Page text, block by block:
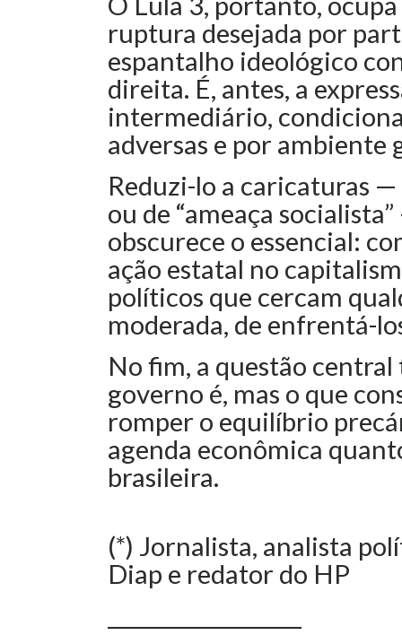
ruptura desejada por
espantalho ideológico
direita. É, antes, a
intermediário,
adversas e por ambiente
Reduzi-lo a caricaturas —
ou de “ameaça
obscurece o essencial:
ação estatal no
políticos que cercam
moderada, de enfrentá-
No fim, a questão central
governo é, mas o que
romper o equilíbrio
agenda econômica
brasileira.
(*) Jornalista, analista
Diap e redator do HP